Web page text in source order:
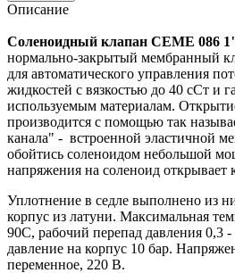
Описание
Соленоидный клапан CEME 086
нормально-закрытый мембранный
для автоматического управления
жидкостей с вязкостью до 40 сСт и
используемым материалам.
производится с помощью так
канала" - встроенной эластичной
обойтись соленоидом небольшой
напряжения на соленоид открывает
Уплотнение в седле выполнено из
корпус из латуни. Максимальная
90С, рабочий перепад давления 0,3
давление на корпус 10 бар.
переменное, 220 В.